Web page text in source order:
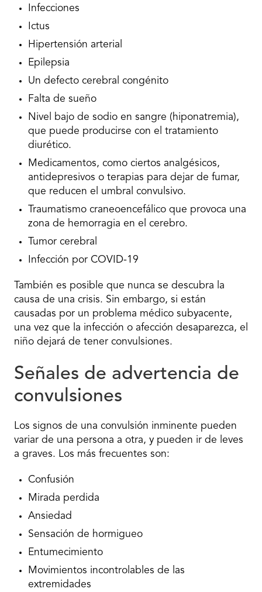
Infecciones
Ictus
Hipertensión arterial
Epilepsia
Un defecto cerebral congénito
Falta de sueño
Nivel bajo de sodio en sangre (hiponatremia),
que puede producirse con el tratamiento
diurético.
Medicamentos, como ciertos analgésicos,
antidepresivos o terapias para dejar de fumar,
que reducen el umbral convulsivo.
Traumatismo craneoencefálico que provoca una
zona de hemorragia en el cerebro.
Tumor cerebral
Infección por COVID-19
También es posible que nunca se descubra la
causa de una crisis. Sin embargo, si están
causadas por un problema médico subyacente,
una vez que la infección o afección desaparezca, el
niño dejará de tener convulsiones.
Señales de advertencia de
convulsiones
Los signos de una convulsión inminente pueden
variar de una persona a otra, y pueden ir de leves
a graves. Los más frecuentes son:
Confusión
Mirada perdida
Ansiedad
Sensación de hormigueo
Entumecimiento
Movimientos incontrolables de las
extremidades